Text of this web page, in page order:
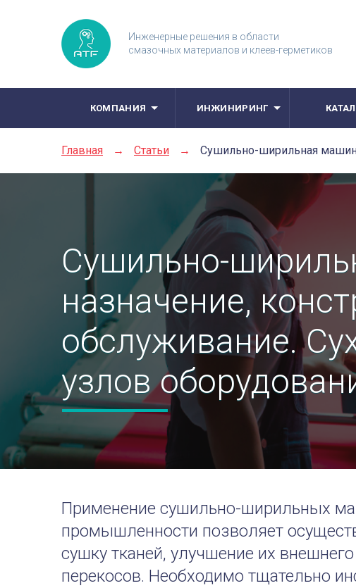
Инженерные решения в области
смазочных материалов и клеев-герметиков
КОМПАНИЯ ИНЖИНИРИНГ
Главная → Статьи → Сушильно-ширильная
Сушильно-
назначение,
обслуживание.
узлов
Применение сушильно-ширильных
промышленности позволяет
сушку тканей, улучшение их
перекосов. Необходимо тщательно